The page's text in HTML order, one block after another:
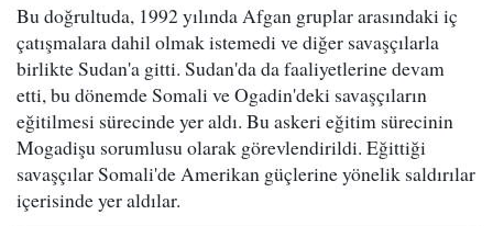
Bu doğrultuda, 1992 yılında Afgan gruplar arasındaki iç
çatışmalara dahil olmak istemedi ve diğer savaşçılarla
birlikte Sudan'a gitti. Sudan'da da faaliyetlerine devam
etti, bu dönemde Somali ve Ogadin'deki savaşçıların
eğitilmesi sürecinde yer aldı. Bu askeri eğitim sürecinin
Mogadişu sorumlusu olarak görevlendirildi. Eğittiği
savaşçılar Somali'de Amerikan güçlerine yönelik saldırılar
içerisinde yer aldılar.